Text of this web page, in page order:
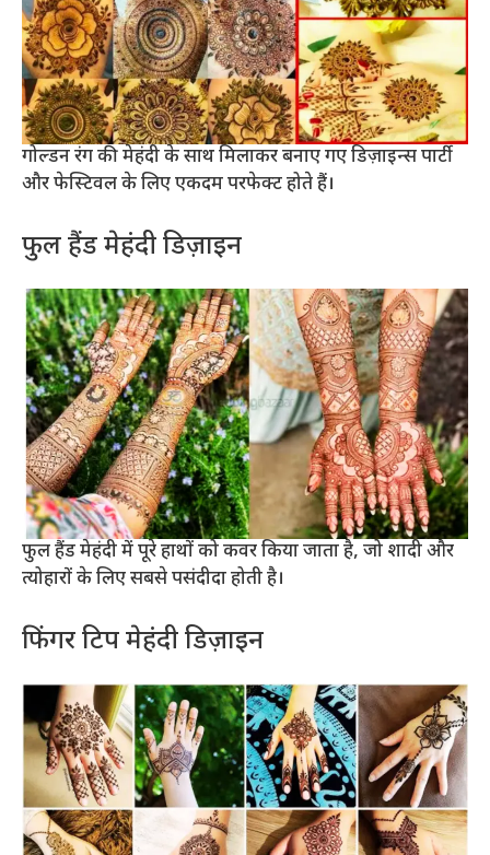
गोल्डन रंग की मेहंदी के साथ मिलाकर बनाए गए डिज़ाइन्स पार्टी
और फेस्टिवल के लिए एकदम परफेक्ट होते हैं।
फुल हैंड मेहंदी डिज़ाइन
फुल हैंड मेहंदी में पूरे हाथों को कवर किया जाता है, जो शादी और
त्योहारों के लिए सबसे पसंदीदा होती है।
फिंगर टिप मेहंदी डिज़ाइन